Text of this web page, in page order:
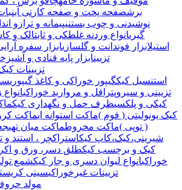
برشصفحه پخت و صفحه کار نی
نوشیدنی و چوب بستنیپیمانه و ترازو
گیریانواع وردنه غلطکی و ثابتالک و
استیلابزار فوندانت و گلسازیابزار سفره
تزیینابزار پایه قنادی و
تزیینات
استنسیل کیکگیپور خوراکی و کاغذ گیپوری
تزیینی و سیروپترافل و مروارید خوراکیانواع
کیکی و پلکسیظرف حمل و نگهداری کیک
کیک یونولیتی ( فوم )ماکت استوانه ایماکت
( توپی )ماکت مخروطماکت میان تهی
شیرینی،کیک،کاپ کیکاستراکچر ، استند و
کیک و برچسب کیکطلق دسر، ورق و
خوراکیانواع لیوان دسری و جار کیکشمع
تزیینات غیرخوراکیسینی
مولد